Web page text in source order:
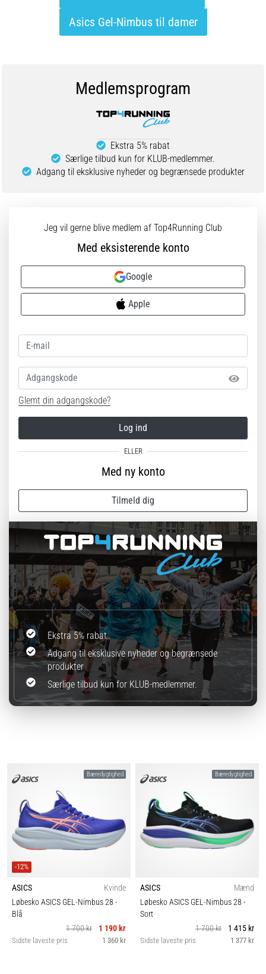
Asics Gel-Nimbus til damer
Medlemsprogram
Ekstra 5% rabat
Særlige tilbud kun for KLUB-medlemmer.
Adgang til eksklusive nyheder og begrænsede produkter
Jeg vil gerne blive medlem af Top4Running Club
Med eksisterende konto
Google
Apple
Adgangskode
Glemt din adgangskode?
Log ind
Med ny konto
Tilmeld dig
Ekstra 5% rabat
Adgang til eksklusive nyheder og begrænsede
produkter
Særlige tilbud kun for KLUB-medlemmer.
Bæredygtighed
-12%
ASICS
Kvinde
Løbesko ASICS GEL-Nimbus 28 -
Blå
1 700 kr
1 190 kr
Sidste laveste pris 1 360 kr
Bæredygtighed
ASICS
Mænd
Løbesko ASICS GEL-Nimbus 28 -
Sort
1 700 kr
1 415 kr
Sidste laveste pris 1 377 kr